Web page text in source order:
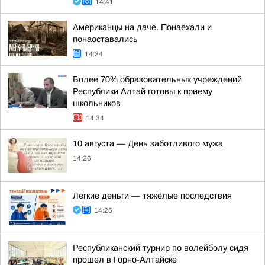
14:41
Американцы на даче. Понаехали и
понаоставались
14:34
Более 70% образовательных учреждений
Республики Алтай готовы к приему
школьников
14:34
10 августа — День заботливого мужа
14:26
Лёгкие деньги — тяжёлые последствия
14:26
Республиканский турнир по волейболу сидя
прошел в Горно-Алтайске